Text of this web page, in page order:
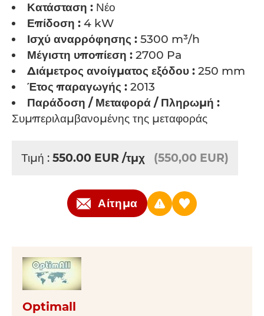
Κατάσταση : Νέο
Επίδοση : 4 kW
Ισχύ αναρρόφησης : 5300 m³/h
Μέγιστη υποπίεση : 2700 Pa
Διάμετρος ανοίγματος εξόδου : 250 mm
Έτος παραγωγής : 2013
Παράδοση / Μεταφορά / Πληρωμή :
Συμπεριλαμβανομένης της μεταφοράς
Τιμή : 550.00 EUR /τμχ (550,00 EUR)
Αίτημα
Optimall